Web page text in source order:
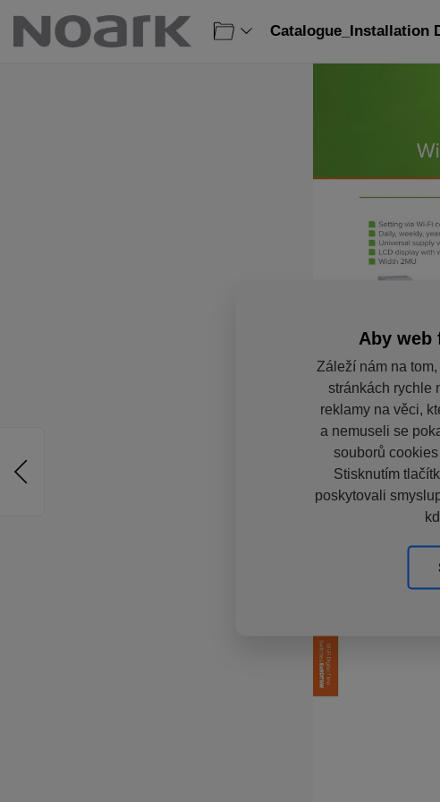
Catalogue_Installation
Aby web
Záleží nám na
stránkách rychle
reklamy na věci,
a nemuseli se
souborů
Stisknutím
poskytovali